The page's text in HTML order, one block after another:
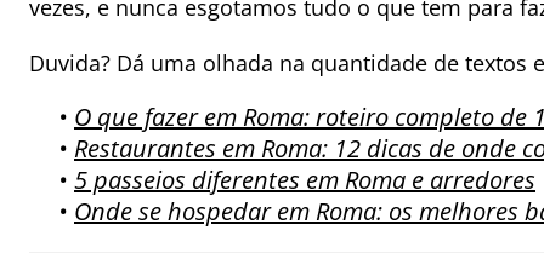
vezes, e nunca esgotamos tudo o que tem para
Duvida? Dá uma olhada na quantidade de textos
• O que fazer em Roma: roteiro completo de
• Restaurantes em Roma: 12 dicas de onde
• 5 passeios diferentes em Roma e arredores
• Onde se hospedar em Roma: os melhores